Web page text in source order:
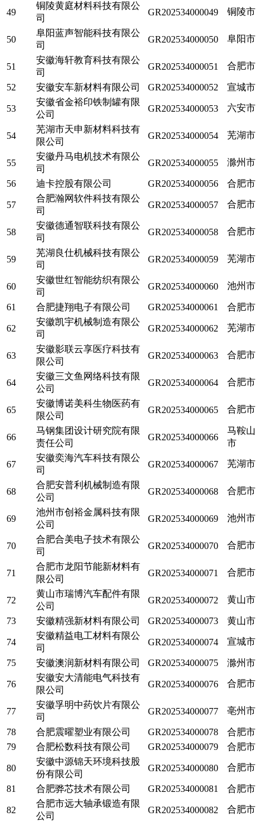
49
铜陵黄庭材料科技有限公
司
GR202534000049 铜陵市
50
阜阳蓝声智能科技有限公
司
GR202534000050 阜阳市
51
安徽海轩教育科技有限公
司
GR202534000051 合肥市
52 安徽安车新材料有限公司 GR202534000052 宣城市
53
安徽省金裕印铁制罐有限
公司
GR202534000053 六安市
54
芜湖市天申新材料科技有
限公司
GR202534000054 芜湖市
55
安徽丹马电机技术有限公
司
GR202534000055 滁州市
56 迪卡控股有限公司 GR202534000056 合肥市
57
合肥瀚网软件科技有限公
司
GR202534000057 合肥市
58
安徽德通智联科技有限公
司
GR202534000058 合肥市
59
芜湖良仕机械科技有限公
司
GR202534000059 芜湖市
60
安徽世红智能纺织有限公
司
GR202534000060 池州市
61 合肥捷翔电子有限公司 GR202534000061 合肥市
62
安徽凯宇机械制造有限公
司
GR202534000062 芜湖市
63
安徽影联云享医疗科技有
限公司
GR202534000063 合肥市
64
安徽三文鱼网络科技有限
公司
GR202534000064 合肥市
65
安徽博诺美科生物医药有
限公司
GR202534000065 合肥市
66
马钢集团设计研究院有限
责任公司
GR202534000066
马鞍山
市
67
安徽奕海汽车科技有限公
司
GR202534000067 芜湖市
68
合肥安普利机械制造有限
公司
GR202534000068 合肥市
69
池州市创裕金属科技有限
公司
GR202534000069 池州市
70
合肥合美电子技术有限公
司
GR202534000070 合肥市
71
合肥市龙阳节能新材料有
限公司
GR202534000071 合肥市
72
黄山市瑞博汽车配件有限
公司
GR202534000072 黄山市
73 安徽精强新材料有限公司 GR202534000073 黄山市
74
安徽精益电工材料有限公
司
GR202534000074 宣城市
75 安徽澳润新材料有限公司 GR202534000075 滁州市
76
安徽安大清能电气科技有
限公司
GR202534000076 合肥市
77
安徽孚明中药饮片有限公
司
GR202534000077 亳州市
78 合肥震曜塑业有限公司 GR202534000078
合肥市
79
合肥松数科技有限公司 GR202534000079 合肥市
80
安徽中源锦天环境科技股
份有限公司
GR202534000080 合肥市
81 合肥骅芯技术有限公司 GR202534000081 合肥市
82
合肥市远大轴承锻造有限
公司
GR202534000082 合肥市